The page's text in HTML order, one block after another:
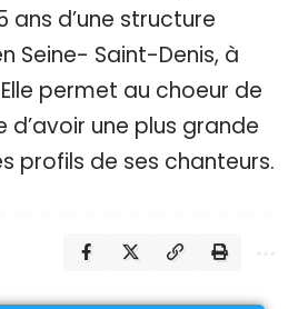
ans d’une structure
Seine- Saint-Denis, à
permet au choeur de
d’avoir une plus grande
profils de ses chanteurs.